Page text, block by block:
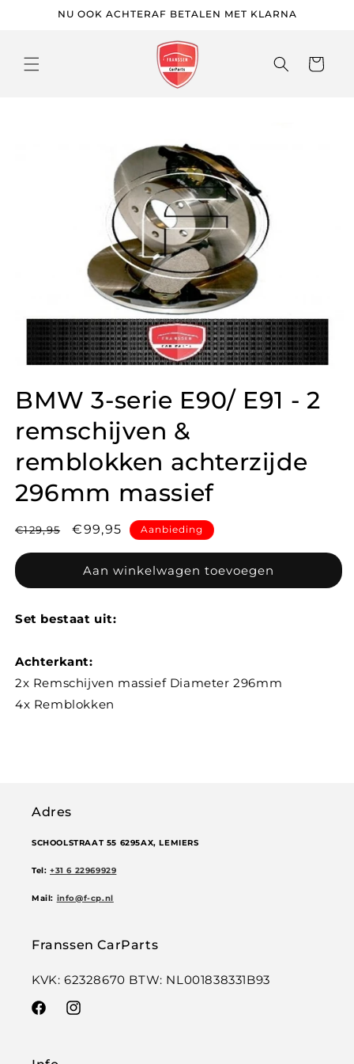
naar deNU OOK ACHTERAF BETALEN MET KLARNA
BMW 3-serie E90/ E91 - 2
remschijven &
remblokken achterzijde
296mm massief
Normale
€129,95 Aanbiedingsprijs
€99,95 Aanbieding
Aan winkelwagen toevoegen
Set bestaat uit:
Achterkant:
2x Remschijven massief Diameter 296mm
4x Remblokken
Adres
SCHOOLSTRAAT 55 6295AX, LEMIERS
Tel: +31 6 22969929
Mail: info@f-cp.nl
Franssen CarParts
KVK: 62328670 BTW: NL001838331B93
FacebookInstagram